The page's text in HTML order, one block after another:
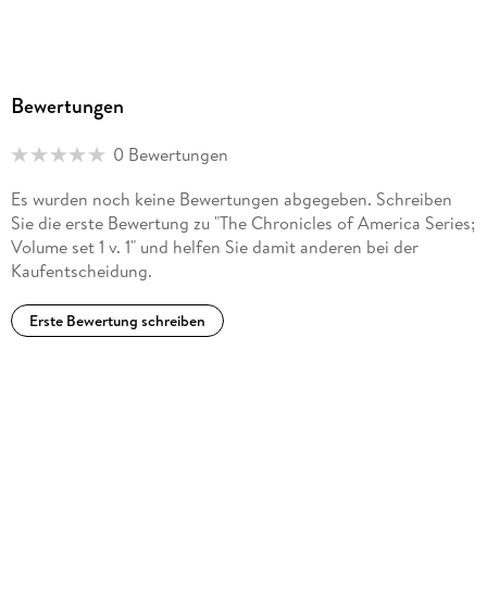
Bewertungen
0 Bewertungen
Es wurden noch keine Bewertungen abgegeben. Schreiben
Sie die erste Bewertung zu "The Chronicles of America Series;
Volume set 1 v. 1" und helfen Sie damit anderen bei der
Kaufentscheidung.
Erste Bewertung schreiben